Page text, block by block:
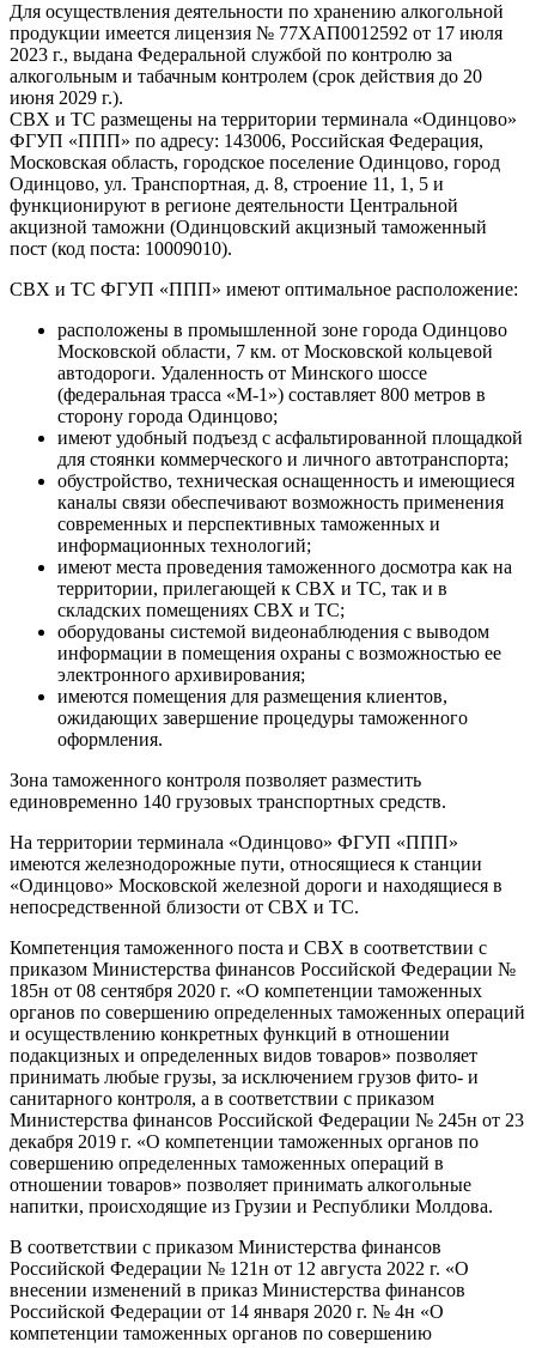
Для осуществления деятельности по хранению алкогольной
продукции имеется лицензия № 77ХАП0012592 от 17 июля
2023 г., выдана Федеральной службой по контролю за
алкогольным и табачным контролем (срок действия до 20
июня 2029 г.).
СВХ и ТС размещены на территории терминала «Одинцово»
ФГУП «ППП» по адресу: 143006, Российская Федерация,
Московская область, городское поселение Одинцово, город
Одинцово, ул. Транспортная, д. 8, строение 11, 1, 5 и
функционируют в регионе деятельности Центральной
акцизной таможни (Одинцовский акцизный таможенный
пост (код поста: 10009010).
СВХ и ТС ФГУП «ППП» имеют оптимальное расположение:
расположены в промышленной зоне города Одинцово
Московской области, 7 км. от Московской кольцевой
автодороги. Удаленность от Минского шоссе
(федеральная трасса «М-1») составляет 800 метров в
сторону города Одинцово;
имеют удобный подъезд с асфальтированной площадкой
для стоянки коммерческого и личного автотранспорта;
обустройство, техническая оснащенность и имеющиеся
каналы связи обеспечивают возможность применения
современных и перспективных таможенных и
информационных технологий;
имеют места проведения таможенного досмотра как на
территории, прилегающей к СВХ и ТС, так и в
складских помещениях СВХ и ТС;
оборудованы системой видеонаблюдения с выводом
информации в помещения охраны с возможностью ее
электронного архивирования;
имеются помещения для размещения клиентов,
ожидающих завершение процедуры таможенного
оформления.
Зона таможенного контроля позволяет разместить
единовременно 140 грузовых транспортных средств.
На территории терминала «Одинцово» ФГУП «ППП»
имеются железнодорожные пути, относящиеся к станции
«Одинцово» Московской железной дороги и находящиеся в
непосредственной близости от СВХ и ТС.
Компетенция таможенного поста и СВХ в соответствии с
приказом Министерства финансов Российской Федерации №
185н от 08 сентября 2020 г. «О компетенции таможенных
органов по совершению определенных таможенных операций
и осуществлению конкретных функций в отношении
подакцизных и определенных видов товаров» позволяет
принимать любые грузы, за исключением грузов фито- и
санитарного контроля, а в соответствии с приказом
Министерства финансов Российской Федерации № 245н от 23
декабря 2019 г. «О компетенции таможенных органов по
совершению определенных таможенных операций в
отношении товаров» позволяет принимать алкогольные
напитки, происходящие из Грузии и Республики Молдова.
В соответствии с приказом Министерства финансов
Российской Федерации № 121н от 12 августа 2022 г. «О
внесении изменений в приказ Министерства финансов
Российской Федерации от 14 января 2020 г. № 4н «О
компетенции таможенных органов по совершению